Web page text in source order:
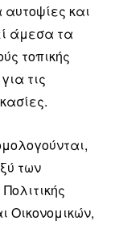
και
άμεσα τα
τοπικής
τις
των
Οικονομικών,